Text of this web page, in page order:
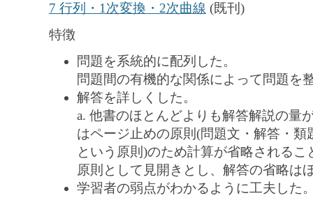
7 行列・1次変換・2次曲線 (既刊)
特徴
問題を系統的に配列した。
問題間の有機的な関係によって問題を
解答を詳しくした。
a. 他書のほとんどよりも解答解説の量
はページ止めの原則(問題文・解答・
という原則)のため計算が省略される
原則として見開きとし、解答の省略は
学習者の弱点がわかるように工夫した